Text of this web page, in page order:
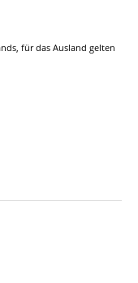
für das Ausland gelten